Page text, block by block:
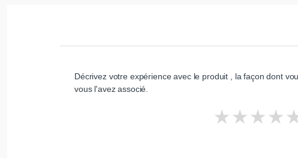
Décrivez votre expérience avec le produit , la façon dont
vous l'avez associé.